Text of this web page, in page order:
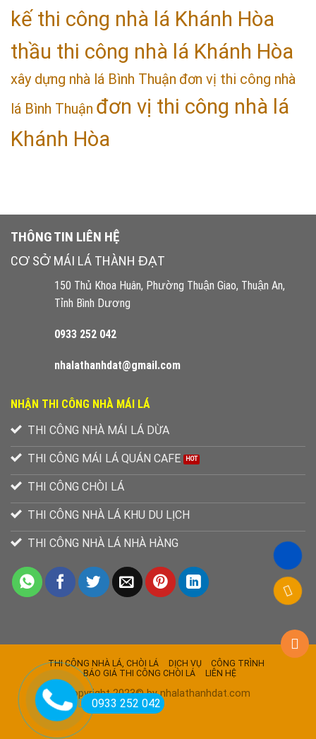
kế thi công nhà lá Khánh Hòa
thầu thi công nhà lá Khánh Hòa
xây dựng nhà lá Bình Thuận đơn vị thi công nhà
lá Bình Thuận đơn vị thi công nhà lá
Khánh Hòa
THÔNG TIN LIÊN HỆ
CƠ SỞ MÁI LÁ THÀNH ĐẠT
150 Thủ Khoa Huân, Phường Thuận Giao, Thuận An,
Tỉnh Bình Dương
0933 252 042
nhalathanhdat@gmail.com
NHẬN THI CÔNG NHÀ MÁI LÁ
THI CÔNG NHÀ MÁI LÁ DỪA
THI CÔNG MÁI LÁ QUÁN CAFE
THI CÔNG CHÒI LÁ
THI CÔNG NHÀ LÁ KHU DU LỊCH
THI CÔNG NHÀ LÁ NHÀ HÀNG
THI CÔNG NHÀ LÁ, CHÒI LÁ DỊCH VỤ
CÔNG TRÌNH
BÁO GIÁ THI CÔNG CHÒI LÁ
LIÊN HỆ
Copyright 2023© by nhalathanhdat.com
0933 252 042